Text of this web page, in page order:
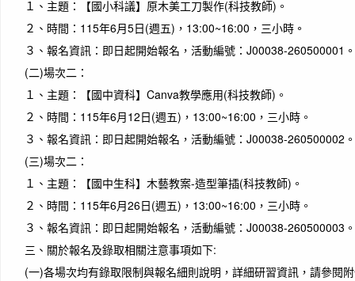
作者
１、 主題：【國小科議】原木美工刀製作(科技教師)。
２、 時間：115年6月5日(週五)，13:00~16:00，三小時。
３、 報名資訊：即日起開始報名，活動編號：J00038-260500001。
(二)場次二：
１、 主題：【國中資科】Canva教學應用(科技教師)。
２、 時間：115年6月12日(週五)，13:00~16:00，三小時。
３、 報名資訊：即日起開始報名，活動編號：J00038-260500002。
(三)場次二：
１、 主題：【國中生科】木藝教案-造型筆插(科技教師)。
２、 時間：115年6月26日(週五)，13:00~16:00，三小時。
３、 報名資訊：即日起開始報名，活動編號：J00038-260500003。
三、 關於報名及錄取相關注意事項如下:
(一)各場次均有錄取限制與報名細則說明，詳細研習資訊，請參閱